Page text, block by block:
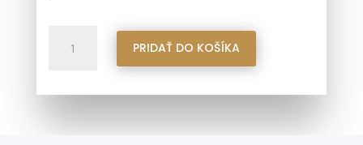
Zázvor
PRIDAŤ DO KOŠÍKA